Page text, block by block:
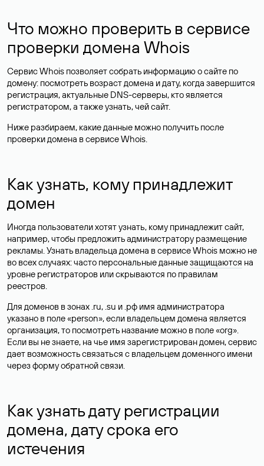
Что можно проверить в сервисе
проверки домена Whois
Сервис Whois позволяет собрать информацию о сайте по
домену: посмотреть возраст домена и дату, когда завершится
регистрация, актуальные DNS-серверы, кто является
регистратором, а также узнать, чей сайт.
Ниже разбираем, какие данные можно получить после
проверки домена в сервисе Whois.
Как узнать, кому принадлежит
домен
Иногда пользователи хотят узнать, кому принадлежит сайт,
например, чтобы предложить администратору размещение
рекламы. Узнать владельца домена в сервисе Whois можно не
во всех случаях: часто персональные данныезащищаются на
уровне регистраторов или скрываются по правилам
реестров.
Для доменов в зонах .ru, .su и .рф имя администратора
указано в поле «person», если владельцем домена является
организация, то посмотреть название можно в поле «org».
Если вы не знаете, на чье имя зарегистрирован домен, сервис
дает возможность связаться с владельцем доменного имени
через форму обратной связи.
Как узнать дату регистрации
домена, дату срока его
истечения